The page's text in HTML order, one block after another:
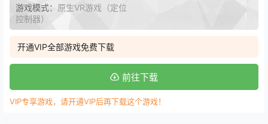
游戏模式： 原生VR游戏（定位
控制器）
开通VIP全部游戏免费下载
前往下载
VIP专享游戏，请开通VIP后再下载这个游戏！